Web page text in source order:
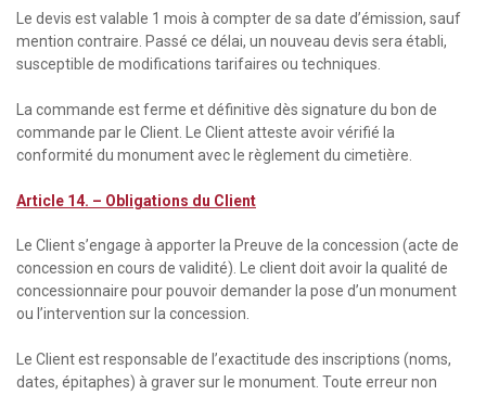
Le devis est valable 1 mois à compter de sa date d’émission, sauf
mention contraire. Passé ce délai, un nouveau devis sera établi,
susceptible de modifications tarifaires ou techniques.
La commande est ferme et définitive dès signature du bon de
commande par le Client. Le Client atteste avoir vérifié la
conformité du monument avec le règlement du cimetière.
Article 14. – Obligations du Client
Le Client s’engage à apporter la Preuve de la concession (acte de
concession en cours de validité). Le client doit avoir la qualité de
concessionnaire pour pouvoir demander la pose d’un monument
ou l’intervention sur la concession.
Le Client est responsable de l’exactitude des inscriptions (noms,
dates, épitaphes) à graver sur le monument. Toute erreur non